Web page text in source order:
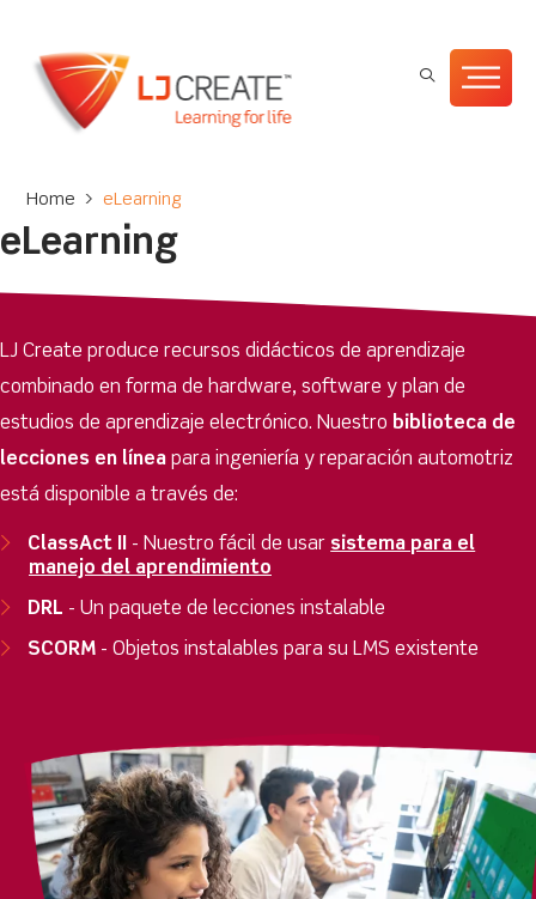
Home > eLearning
eLearning
LJ Create produce recursos didácticos de aprendizaje
combinado en forma de hardware, software y plan de
estudios de aprendizaje electrónico. Nuestro biblioteca de
lecciones en línea para ingeniería y reparación automotriz
está disponible a través de:
ClassAct II - Nuestro fácil de usar sistema para el
manejo del aprendimiento
DRL - Un paquete de lecciones instalable
SCORM - Objetos instalables para su LMS existente